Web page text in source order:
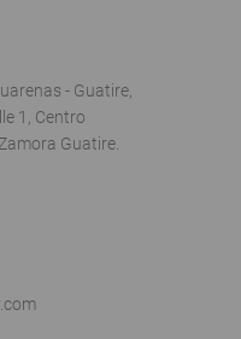
- Guatire,
1, Centro
Guatire.